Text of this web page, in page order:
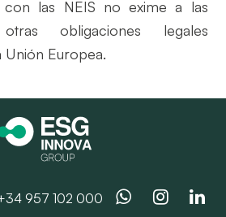
con las NEIS no exime a las
obligaciones legales
Unión Europea.
957 102 000 Whatsapp